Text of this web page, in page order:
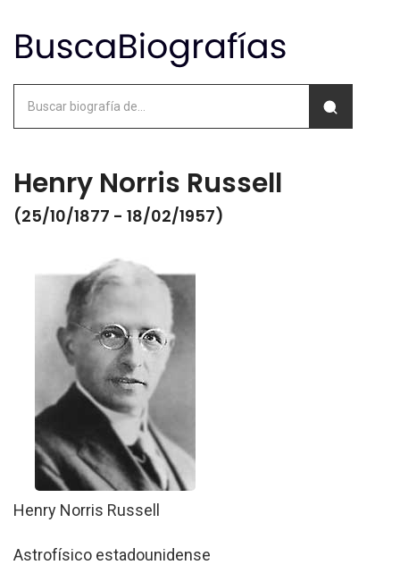
Henry Norris Russell
(25/10/1877 - 18/02/1957)
Henry Norris Russell
Astrofísico estadounidense